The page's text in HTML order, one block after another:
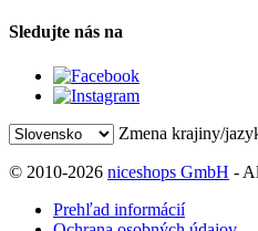
Sledujte nás na
Zmena krajiny/
© 2010-2026 niceshops GmbH -
Prehľad informácií